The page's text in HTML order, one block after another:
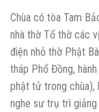
Chùa có tòa Tam
nhà thờ Tổ thờ các
điện nhỏ thờ Phật
tháp Phổ Đồng,
phật tử trong chùa),
nghe sư trụ trì giảng